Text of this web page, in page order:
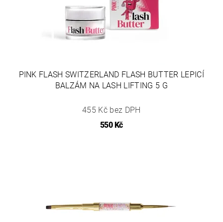
PINK FLASH SWITZERLAND FLASH BUTTER LEPICÍ
BALZÁM NA LASH LIFTING 5 G
455 Kč bez DPH
550 Kč